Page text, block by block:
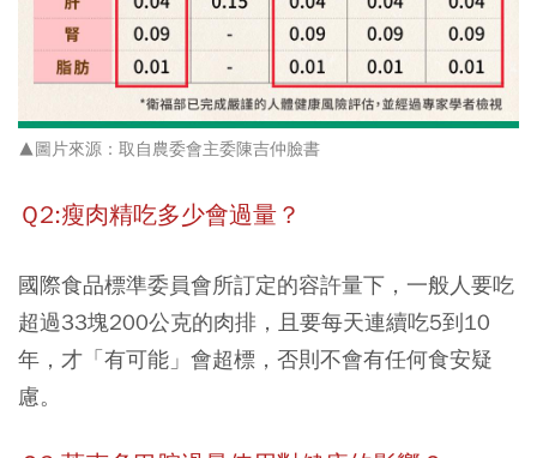
▲圖片來源：取自農委會主委陳吉仲臉書
Ｑ2:瘦肉精吃多少會過量？
國際食品標準委員會所訂定的容許量下， 一般人要吃
超過33塊200公克的肉排，且要每天連續吃5到10
年，才「有可能」會超標 ，否則不會有任何食安疑
慮。